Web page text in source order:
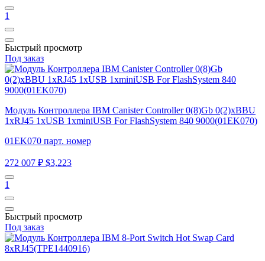
1
Быстрый просмотр
Под заказ
Модуль Контроллера IBM Canister Controller 0(8)Gb 0(2)xBBU
1xRJ45 1xUSB 1xminiUSB For FlashSystem 840 9000(01EK070)
01EK070 парт. номер
272 007 ₽ $3,223
1
Быстрый просмотр
Под заказ